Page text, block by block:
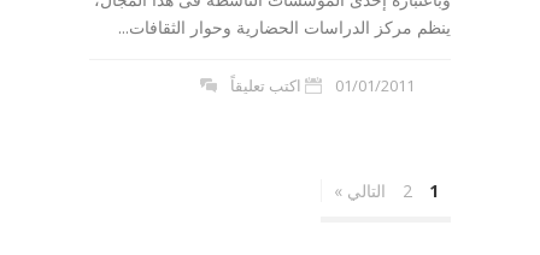
ينظم مركز الدراسات الحضارية وحوار الثقافات...
01/01/2011 اكتب تعليقاً
1
2 التالي »